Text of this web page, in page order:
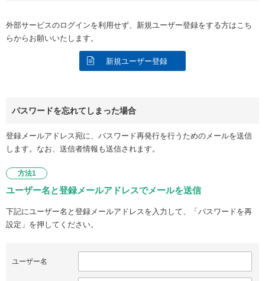
外部サービスのログインを利用せず、新規ユーザー登録をする方はこち
らからお願いいたします。
新規ユーザー登録
パスワードを忘れてしまった場合
登録メールアドレス宛に、パスワード再発行を行うためのメールを送信
します。なお、送信者情報も送信されます。
方法1
ユーザー名と登録メールアドレスでメールを送信
下記にユーザー名と登録メールアドレスを入力して、「パスワードを再
設定」を押してください。
ユーザー名